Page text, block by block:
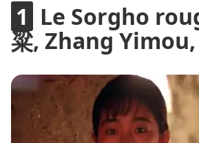
Le Sorgho
粱, Zhang Yimou,